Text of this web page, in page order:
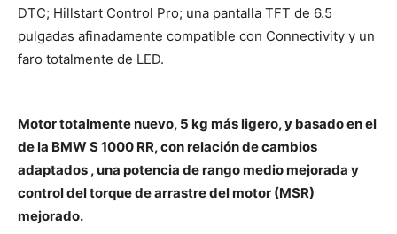
DTC; Hillstart Control Pro; una pantalla TFT de 6.5
pulgadas afinadamente compatible con Connectivity y un
faro totalmente de LED.
Motor totalmente nuevo, 5 kg más ligero, y basado en el
de la BMW S 1000 RR, con relación de cambios
adaptados , una potencia de rango medio mejorada y
control del torque de arrastre del motor (MSR)
mejorado.